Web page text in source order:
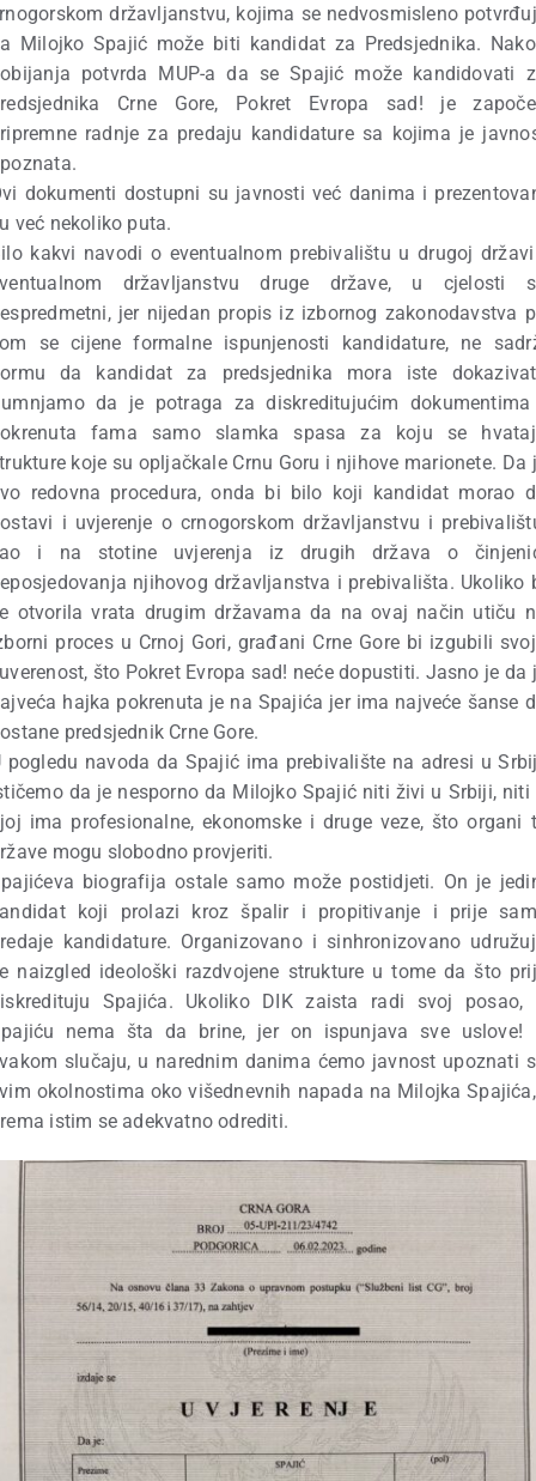
državljanstvu, kojima se nedvosmisleno
Milojko Spajić može biti kandidat za Predsjednika.
potvrda MUP-a da se Spajić može kandidovati
Crne Gore, Pokret Evropa sad! je
radnje za predaju kandidature sa kojima je
dokumenti dostupni su javnosti već danima i
već nekoliko puta.
kakvi navodi o eventualnom prebivalištu u drugoj
državljanstvu druge države, u cjelosti
jer nijedan propis iz izbornog zakonodavstva
se cijene formalne ispunjenosti kandidature, ne
da kandidat za predsjednika mora iste
da je potraga za diskreditujućim
fama samo slamka spasa za koju se
koje su opljačkale Crnu Goru i njihove marionete. Da
redovna procedura, onda bi bilo koji kandidat morao
i uvjerenje o crnogorskom državljanstvu i
i na stotine uvjerenja iz drugih država o
njihovog državljanstva i prebivališta. Ukoliko
otvorila vrata drugim državama da na ovaj način utiču
proces u Crnoj Gori, građani Crne Gore bi izgubili
što Pokret Evropa sad! neće dopustiti. Jasno je da
ajveća hajka pokrenuta je na Spajića jer ima najveće šanse
predsjednik Crne Gore.
pogledu navoda da Spajić ima prebivalište na adresi u
da je nesporno da Milojko Spajić niti živi u Srbiji, niti
ima profesionalne, ekonomske i druge veze, što organi
mogu slobodno provjeriti.
biografija ostale samo može postidjeti. On je
koji prolazi kroz špalir i propitivanje i prije
kandidature. Organizovano i sinhronizovano
naizgled ideološki razdvojene strukture u tome da što
Spajića. Ukoliko DIK zaista radi svoj posao,
nema šta da brine, jer on ispunjava sve uslove!
slučaju, u narednim danima ćemo javnost upoznati
okolnostima oko višednevnih napada na Milojka
istim se adekvatno odrediti.